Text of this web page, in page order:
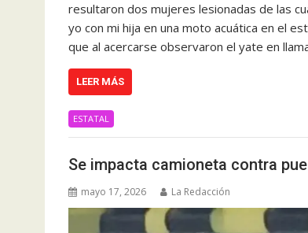
resultaron dos mujeres lesionadas de las
yo con mi hija en una moto acuática en el
que al acercarse observaron el yate en
LEER MÁS
ESTATAL
Se impacta camioneta contra
mayo 17, 2026 La Redacción